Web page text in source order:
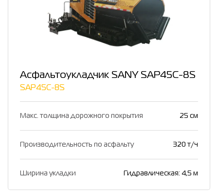
Асфальтоукладчик SANY SAP45C-8S
SAP45C-8S
Макс. толщина дорожного покрытия 25 см
Производительность по асфальту 320 т/ч
Ширина укладки Гидравлическая: 4,5 м